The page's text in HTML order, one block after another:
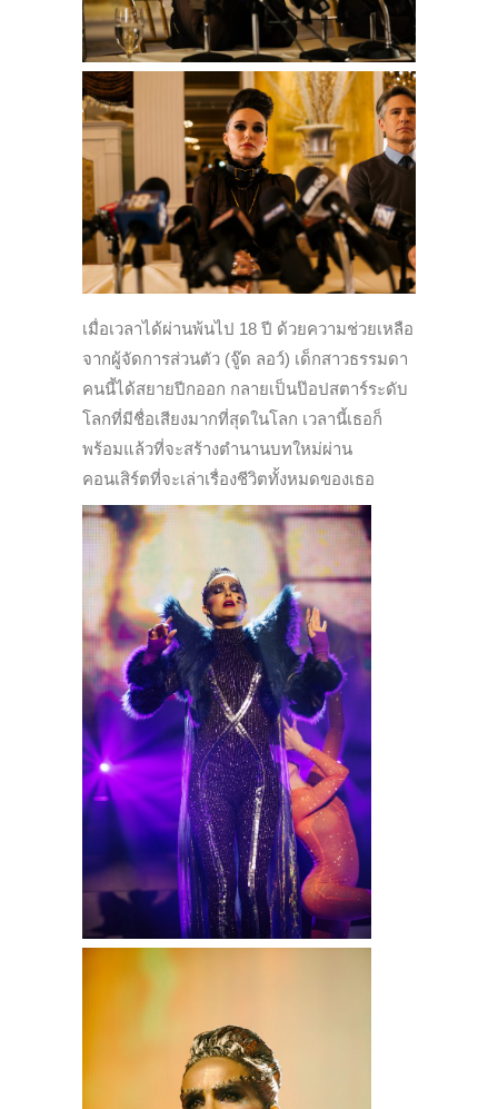
เมื่อเวลาได้ผ่านพ้นไป 18 ปี ด้วยความช่วยเหลือ
จากผู้จัดการส่วนตัว (จู๊ด ลอว์) เด็กสาวธรรมดา
คนนี้ได้สยายปีกออก กลายเป็นป๊อปสตาร์ระดับ
โลกที่มีชื่อเสียงมากที่สุดในโลก เวลานี้เธอก็
พร้อมแล้วที่จะสร้างตำนานบทใหม่ผ่าน
คอนเสิร์ตที่จะเล่าเรื่องชีวิตทั้งหมดของเธอ